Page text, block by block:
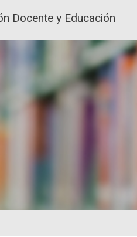
Docente y Educación